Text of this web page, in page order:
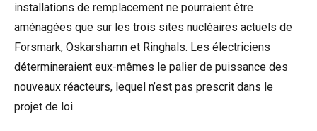
installations de remplacement ne pourraient être
aménagées que sur les trois sites nucléaires actuels de
Forsmark, Oskarshamn et Ringhals. Les électriciens
détermineraient eux-mêmes le palier de puissance des
nouveaux réacteurs, lequel n’est pas prescrit dans le
projet de loi.